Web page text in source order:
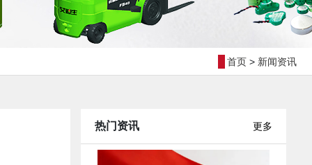
首页 > 新闻资讯
热门资讯 更多